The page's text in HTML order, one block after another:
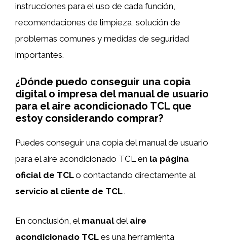
instrucciones para el uso de cada función,
recomendaciones de limpieza, solución de
problemas comunes y medidas de seguridad
importantes.
¿Dónde puedo conseguir una copia
digital o impresa del manual de usuario
para el aire acondicionado TCL que
estoy considerando comprar?
Puedes conseguir una copia del manual de usuario
para el aire acondicionado TCL en la página
oficial de TCLo contactando directamente al
servicio al cliente de TCL.
En conclusión, el manualdel aire
acondicionado TCL es una herramienta